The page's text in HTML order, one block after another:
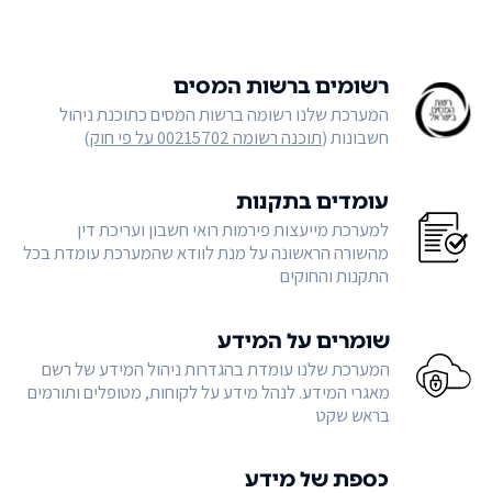
רשומים ברשות המסים
המערכת שלנו רשומה ברשות המסים כתוכנת ניהול
חשבונות (תוכנה רשומה 00215702 על פי חוק )
עומדים בתקנות
למערכת מייעצות פירמות רואי חשבון ועריכת דין
מהשורה הראשונה על מנת לוודא שהמערכת עומדת בכל
התקנות והחוקים
שומרים על המידע
המערכת שלנו עומדת בהגדרות ניהול המידע של רשם
מאגרי המידע. לנהל מידע על לקוחות, מטופלים ותורמים
בראש שקט
כספת של מידע